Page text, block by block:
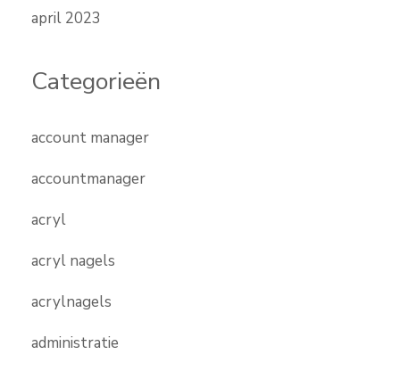
april 2023
Categorieën
account manager
accountmanager
acryl
acryl nagels
acrylnagels
administratie